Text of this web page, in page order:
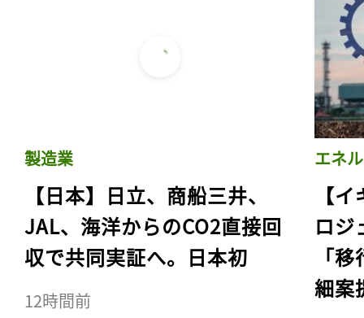
製造業
【日本】日立、商船三井、
JAL、海洋からのCO2直接回
収で共同実証へ。日本初
12時間前
エネ
【
ロジ
「
細案